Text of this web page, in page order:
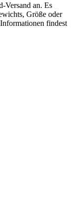
Versand an. Es
Größe oder
findest